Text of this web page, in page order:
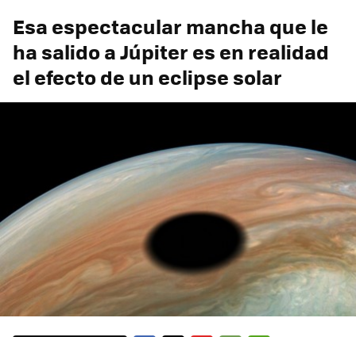
Esa espectacular mancha que le
ha salido a Júpiter es en realidad
el efecto de un eclipse solar